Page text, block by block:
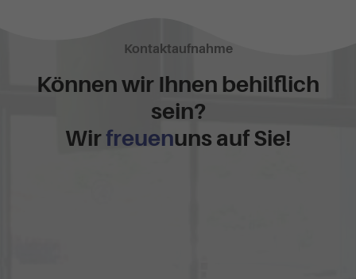
Kontaktaufnahme
Können wir Ihnen behilflich
sein?
Wirfreuenuns auf Sie!